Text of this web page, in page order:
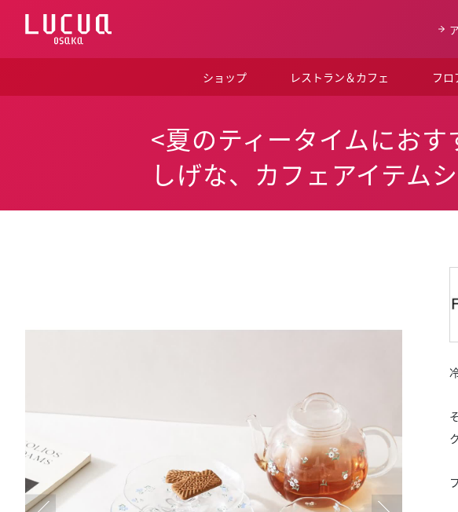
ス
ショップ レストラン＆カフェ フ
<夏のティータイムにお
しげな、カフェアイテム